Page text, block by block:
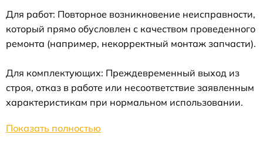
Для работ: Повторное возникновение неисправности,
который прямо обусловлен с качеством проведенного
ремонта (например, некорректный монтаж запчасти).
Для комплектующих: Преждевременный выход из
строя, отказ в работе или несоответствие заявленным
характеристикам при нормальном использовании.
Показать полностью